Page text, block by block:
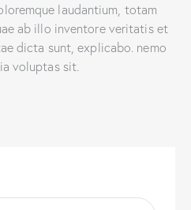
laudantium, totam
ab illo inventore veritatis et
dicta sunt, explicabo. nemo
voluptas sit.